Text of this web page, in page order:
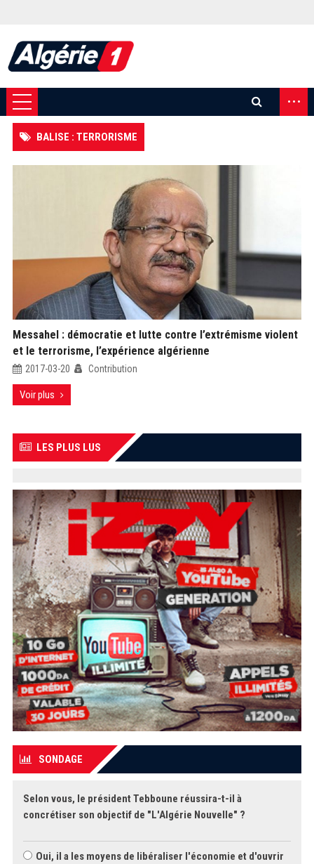
...
BALISE : TERRORISME
Messahel : démocratie et lutte contre l’extrémisme violent
et le terrorisme, l’expérience algérienne
2017-03-20 Contribution
Voir plus
LES PLUS LUS
SONDAGE
Selon vous, le président Tebboune réussira-t-il à
concrétiser son objectif de "L'Algérie Nouvelle" ?
Oui, il a les moyens de libéraliser l'économie et d'ouvrir